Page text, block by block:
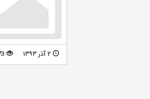
۲ آذر ۱۳۹۳